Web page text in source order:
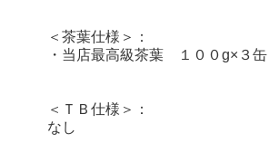
＜茶葉仕様＞：
・当店最高級茶葉 １００g×３缶
＜ＴＢ仕様＞：
なし